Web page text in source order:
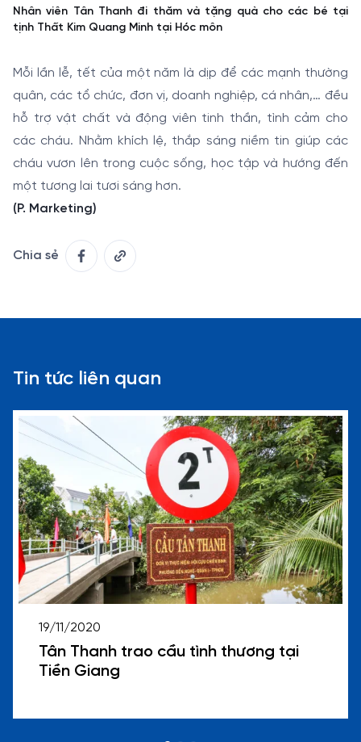
Nhân viên Tân Thanh đi thăm và tặng quà cho các bé tại
tịnh Thất Kim Quang Minh tại Hóc môn
Mỗi lần lễ, tết của một năm là dịp để các mạnh thường
quân, các tổ chức, đơn vị, doanh nghiệp, cá nhân,… đều
hỗ trợ vật chất và động viên tinh thần, tình cảm cho
các cháu. Nhằm khích lệ, thắp sáng niềm tin giúp các
cháu vươn lên trong cuộc sống, học tập và hướng đến
một tương lai tươi sáng hơn.
(P. Marketing)
Chia sẻ
Tin tức liên quan
19/11/2020
Tân Thanh trao cầu tình thương tại
Tiền Giang